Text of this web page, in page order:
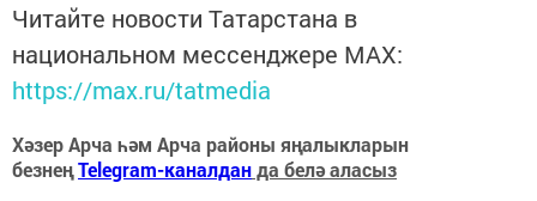
Читайте новости Татарстана в
национальном мессенджере MАХ:
https://max.ru/tatmedia
Хәзер Арча һәм Арча районы яңалыкларын
безнеңTelegram-каналданда белә аласыз